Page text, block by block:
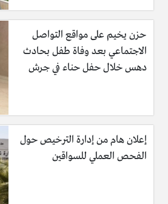
حزن يخيم على مواقع التواصل
الاجتماعي بعد وفاة طفل بحادث
دهس خلال حفل حناء في جرش
إعلان هام من إدارة الترخيص حول
الفحص العملي للسواقين